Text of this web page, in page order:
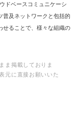
ドベースコミュニケーシ
普及ネットワークと包括的
せることで、様々な組織の
ま掲載しておりま
元に直接お願いいた